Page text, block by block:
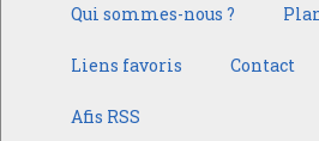
Qui sommes-nous ?
Liens favoris Contact
Afis RSS